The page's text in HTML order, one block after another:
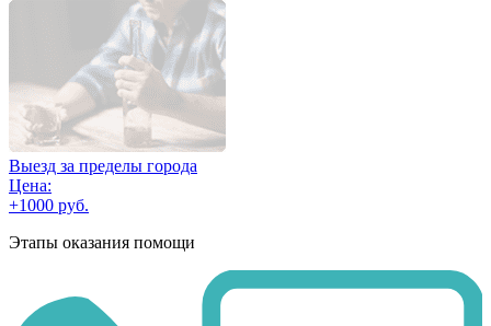
Выезд за пределы города
Цена:
+1000 руб.
Этапы оказания помощи